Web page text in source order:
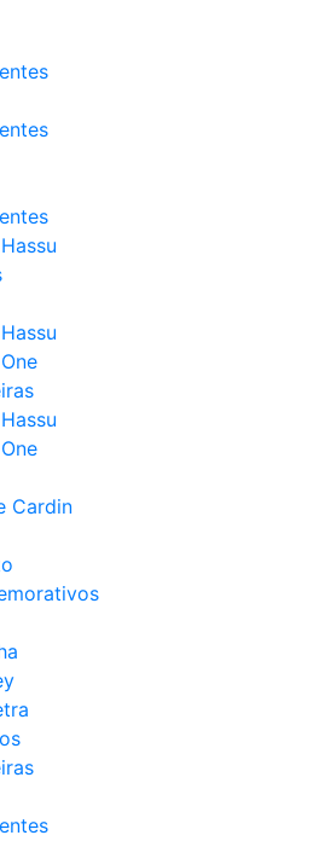
Hassu
Hassu
One
Hassu
One
Cardin